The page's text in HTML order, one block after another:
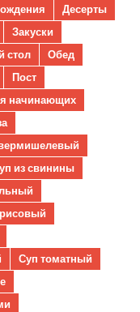
Десерты
Закуски
стол
Обед
Пост
начинающих
из свинины
Суп томатный